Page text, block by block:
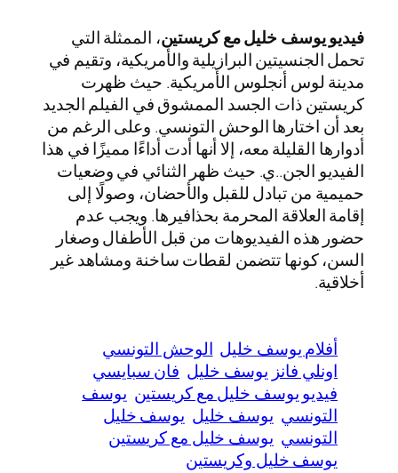
فيديو يوسف خليل مع كريستين، الممثلة التي
تحمل الجنسيتين البرازيلية والأمريكية، وتقيم في
مدينة لوس أنجلوس الأمريكية. حيث ظهرت
كريستين ذات الجسد الممشوق في الفيلم الجديد
بعد أن اختارها الوحش التونسي. وعلى الرغم من
أدوارها القليلة معه، إلا أنها أدت أداءًا مميزًا في هذا
الفيديو الجن..ي. حيث ظهر الثنائي في وضعيات
حميمية من تبادل للقبل والأحضان، وصولًا إلى
إقامة العلاقة المحرمة بحذافيرها. ويجب عدم
حضور هذه الفيديوهات من قبل الأطفال وصغار
السن، كونها تتضمن لقطات ساخنة ومشاهد غير
أخلاقية.
أفلام يوسف خليل الوحش التونسي
اونلي فانز يوسف خليل فان سبايسي
فيديو يوسف خليل مع كريستين يوسف
التونسي يوسف خليل يوسف خليل
التونسي يوسف خليل مع كريستين
يوسف خليل وكريستين